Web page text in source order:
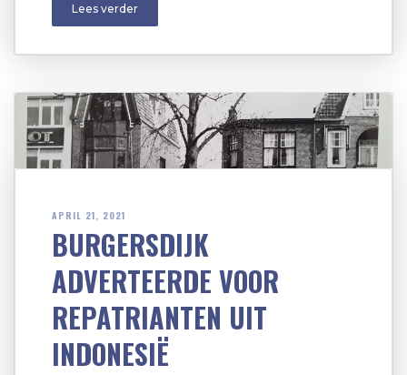
Lees verder
APRIL 21, 2021
BURGERSDIJK
ADVERTEERDE VOOR
REPATRIANTEN UIT
INDONESIË